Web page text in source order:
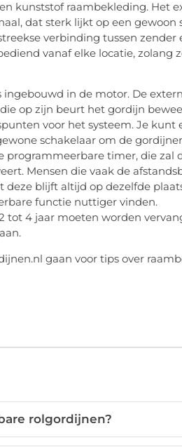
kunststof raambekleding. Het
dat sterk lijkt op een gewoon
verbinding tussen zender
vanaf elke locatie, zolang
in de motor. De
op zijn beurt het gordijn
voor het systeem. Je kunt
schakelaar om de
programmeerbare timer, die zal
Mensen die vaak de
deze blijft altijd op dezelfde
functie nuttiger vinden.
tot 4 jaar moeten worden
gaan voor tips over
rolgordijnen?